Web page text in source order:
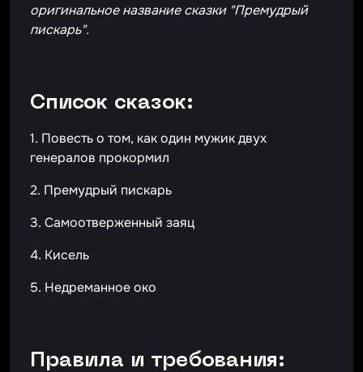
оригинальное название сказки "Премудрый
пискарь".
Список сказок:
1. Повесть о том, как один мужик двух
генералов прокормил
2. Премудрый пискарь
3. Самоотверженный заяц
4. Кисель
5. Недреманное око
Правила и требования: